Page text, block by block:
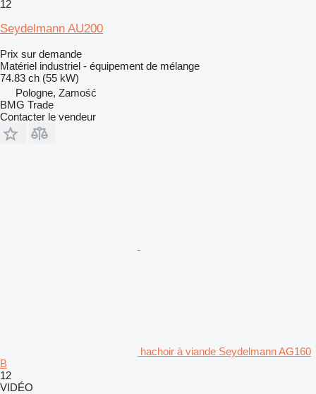
12
Seydelmann AU200
Prix sur demande
Matériel industriel - équipement de mélange
74.83 ch (55 kW)
Pologne, Zamość
BMG Trade
Contacter le vendeur
hachoir à viande Seydelmann AG160
B
12
VIDÉO